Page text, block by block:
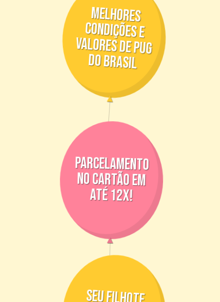
melhores
condições e
valores de pug
do brasil
parcelamento
no cartão em
até 12x!